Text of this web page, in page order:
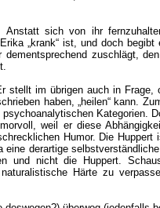
Anstatt sich von ihr
„krank“ ist, und doch
zuschlägt,
stellt im übrigen auch in Frage,
haben, „heilen“ kann.
Kategorien.
weil er diese
Humor. Die Huppert
eine derartige
und nicht die Huppert.
Härte zu